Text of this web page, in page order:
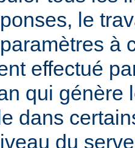
le
à
effectué
qui génère
dans
du